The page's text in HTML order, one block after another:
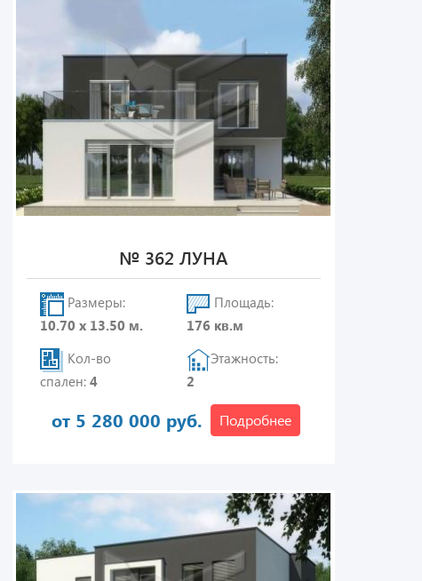
№ 362 ЛУНА
Размеры:
10.70 х 13.50 м.
Кол-во
спален: 4
Площадь:
176 кв.м
Этажность:
2
от 5 280 000 руб. Подробнее